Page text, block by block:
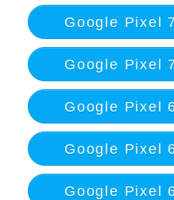
Google Pixel
Google Pixel
Google Pixel
Google Pixel
Google Pixel